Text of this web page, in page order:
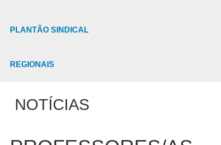
PLANTÃO SINDICAL
REGIONAIS
NOTÍCIAS